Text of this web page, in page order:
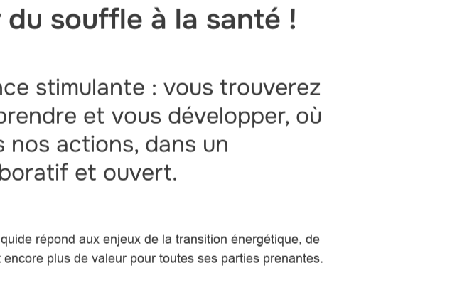
souffle à la santé !
stimulante : vous trouverez
et vous développer, où
actions, dans un
et ouvert.
répond aux enjeux de la transition énergétique, de
plus de valeur pour toutes ses parties prenantes.